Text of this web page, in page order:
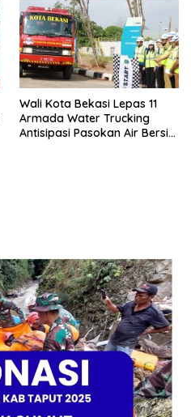
Wali Kota Bekasi Lepas 11
Armada Water Trucking
Antisipasi Pasokan Air Bersih